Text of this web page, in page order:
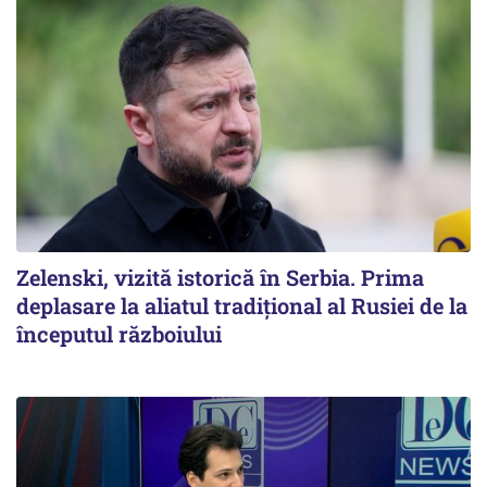
Zelenski, vizită istorică în Serbia. Prima
deplasare la aliatul tradițional al Rusiei de la
începutul războiului